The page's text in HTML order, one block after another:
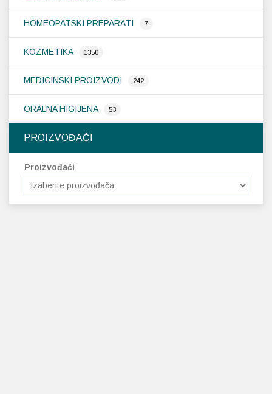
HOMEOPATSKI PREPARATI 7
KOZMETIKA 1350
MEDICINSKI PROIZVODI 242
ORALNA HIGIJENA 53
PROIZVOĐAČI
Proizvođači